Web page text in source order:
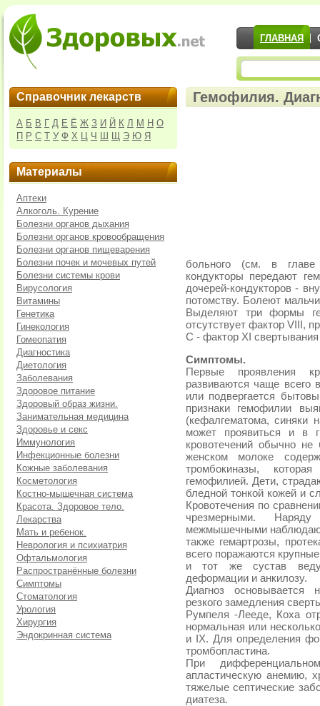
ГЛАВНАЯ
Справочник лекарств
А Б В Г Д Е Ё Ж З И Й К Л М Н О
П Р С Т У Ф Х Ц Ч Ш Щ Э Ю Я
Материалы
Аптеки
Алкоголь. Курение
Болезни органов дыхания
Болезни органов кровообращения
Болезни органов пищеварения
Болезни почек и мочевых путей
Болезни системы крови
Вирусология
Витамины
Генетика
Гинекология
Гомеопатия
Диагностика
Диетология
Заболевания
Здоровое питание
Здоровый образ жизни.
Занимательная медицина
Здоровье и секс
Иммунология
Инфекционные болезни
Кожные заболевания
Косметология
Костно-мышечная система
Красота. Здоровое тело.
Лекарства
Мать и ребенок.
Неврология и психиатрия
Офтальмология
Распространённые болезни
Симптомы
Стоматология
Урология
Хирургия
Эндокринная система
Гемофилия.
больного (см. в
кондукторы передают
дочерей-кондукторов -
потомству. Болеют
Выделяют три формы
отсутствует фактор VIII,
С - фактор XI свертывания
Симптомы.
Первые проявления
развиваются чаще всего
или подвергается
признаки гемофилии
(кефалгематома, синяки
может проявиться и в
кровотечений обычно
женском молоке
тромбокиназы,
гемофилией. Дети,
бледной тонкой кожей и
Кровотечения по
чрезмерными.
межмышечными
также гемартрозы,
всего поражаются
и тот же сустав
деформации и анкилозу.
Диагноз основывается
резкого замедления
Румпеля -Лееде, Коха
нормальная или
и IX. Для определения
тромбопластина.
При
апластическую анемию,
тяжелые септические
диатеза.